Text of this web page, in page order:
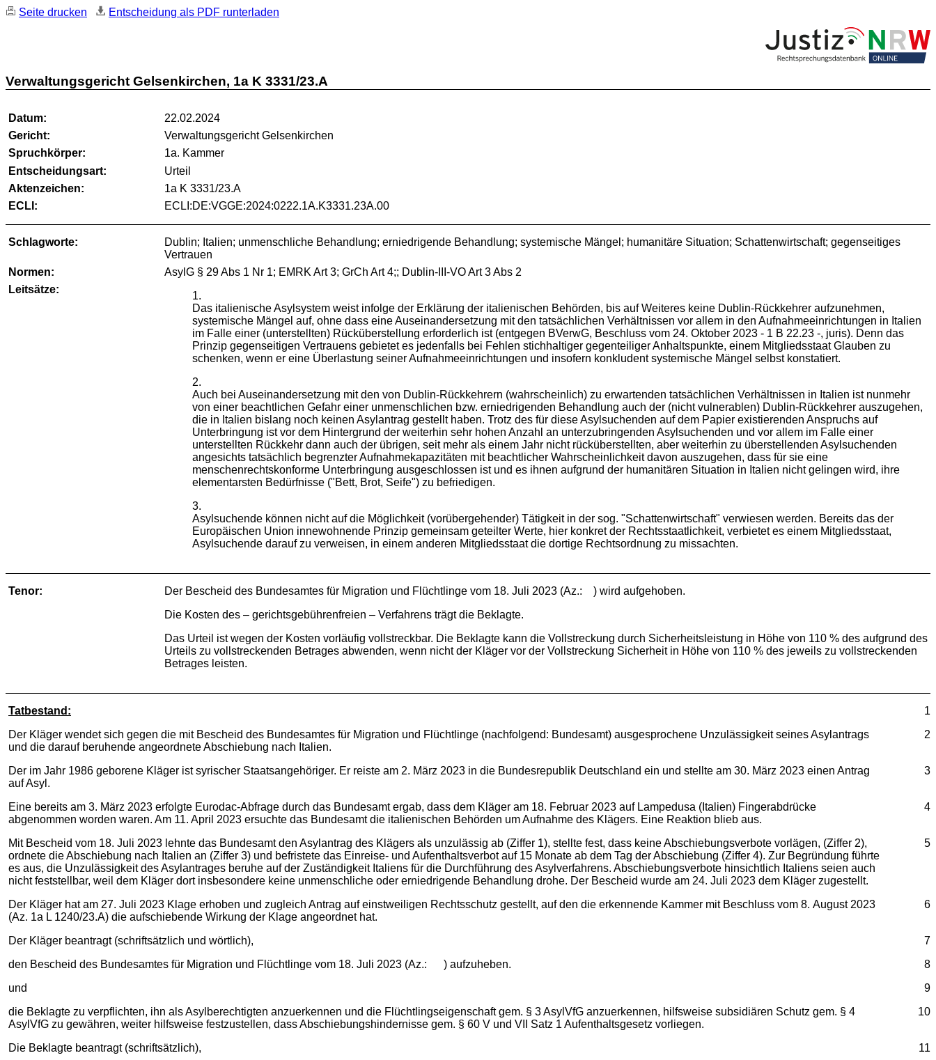
Seite drucken Entscheidung als PDF runterladen
Verwaltungsgericht Gelsenkirchen, 1a K 3331/23.A
Datum:
22.02.2024
Gericht:
Verwaltungsgericht Gelsenkirchen
Spruchkörper:
1a. Kammer
Entscheidungsart:
Urteil
Aktenzeichen:
1a K 3331/23.A
ECLI:
ECLI:DE:VGGE:2024:0222.1A.K3331.23A.00
Schlagworte:
Dublin; Italien; unmenschliche Behandlung; erniedrigende Behandlung; systemische Mängel; humanitäre Situation; Schattenwirtschaft; gegenseitiges
Vertrauen
Normen:
AsylG § 29 Abs 1 Nr 1; EMRK Art 3; GrCh Art 4;; Dublin-III-VO Art 3 Abs 2
Leitsätze:
1.
Das italienische Asylsystem weist infolge der Erklärung der italienischen Behörden, bis auf Weiteres keine Dublin-Rückkehrer aufzunehmen,
systemische Mängel auf, ohne dass eine Auseinandersetzung mit den tatsächlichen Verhältnissen vor allem in den Aufnahmeeinrichtungen in Italien
im Falle einer (unterstellten) Rücküberstellung erforderlich ist (entgegen BVerwG, Beschluss vom 24. Oktober 2023 - 1 B 22.23 -, juris). Denn das
Prinzip gegenseitigen Vertrauens gebietet es jedenfalls bei Fehlen stichhaltiger gegenteiliger Anhaltspunkte, einem Mitgliedsstaat Glauben zu
schenken, wenn er eine Überlastung seiner Aufnahmeeinrichtungen und insofern konkludent systemische Mängel selbst konstatiert.
2.
Auch bei Auseinandersetzung mit den von Dublin-Rückkehrern (wahrscheinlich) zu erwartenden tatsächlichen Verhältnissen in Italien ist nunmehr
von einer beachtlichen Gefahr einer unmenschlichen bzw. erniedrigenden Behandlung auch der (nicht vulnerablen) Dublin-Rückkehrer auszugehen,
die in Italien bislang noch keinen Asylantrag gestellt haben. Trotz des für diese Asylsuchenden auf dem Papier existierenden Anspruchs auf
Unterbringung ist vor dem Hintergrund der weiterhin sehr hohen Anzahl an unterzubringenden Asylsuchenden und vor allem im Falle einer
unterstellten Rückkehr dann auch der übrigen, seit mehr als einem Jahr nicht rücküberstellten, aber weiterhin zu überstellenden Asylsuchenden
angesichts tatsächlich begrenzter Aufnahmekapazitäten mit beachtlicher Wahrscheinlichkeit davon auszugehen, dass für sie eine
menschenrechtskonforme Unterbringung ausgeschlossen ist und es ihnen aufgrund der humanitären Situation in Italien nicht gelingen wird, ihre
elementarsten Bedürfnisse ("Bett, Brot, Seife") zu befriedigen.
3.
Asylsuchende können nicht auf die Möglichkeit (vorübergehender) Tätigkeit in der sog. "Schattenwirtschaft" verwiesen werden. Bereits das der
Europäischen Union innewohnende Prinzip gemeinsam geteilter Werte, hier konkret der Rechtsstaatlichkeit, verbietet es einem Mitgliedsstaat,
Asylsuchende darauf zu verweisen, in einem anderen Mitgliedsstaat die dortige Rechtsordnung zu missachten.
Tenor:
Der Bescheid des Bundesamtes für Migration und Flüchtlinge vom 18. Juli 2023 (Az.: ) wird aufgehoben.
Die Kosten des – gerichtsgebührenfreien – Verfahrens trägt die Beklagte.
Das Urteil ist wegen der Kosten vorläufig vollstreckbar. Die Beklagte kann die Vollstreckung durch Sicherheitsleistung in Höhe von 110 % des aufgrund des
Urteils zu vollstreckenden Betrages abwenden, wenn nicht der Kläger vor der Vollstreckung Sicherheit in Höhe von 110 % des jeweils zu vollstreckenden
Betrages leisten.
1
Tatbestand:
2
Der Kläger wendet sich gegen die mit Bescheid des Bundesamtes für Migration und Flüchtlinge (nachfolgend: Bundesamt) ausgesprochene Unzulässigkeit seines Asylantrags
und die darauf beruhende angeordnete Abschiebung nach Italien.
3
Der im Jahr 1986 geborene Kläger ist syrischer Staatsangehöriger. Er reiste am 2. März 2023 in die Bundesrepublik Deutschland ein und stellte am 30. März 2023 einen Antrag
auf Asyl.
4
Eine bereits am 3. März 2023 erfolgte Eurodac-Abfrage durch das Bundesamt ergab, dass dem Kläger am 18. Februar 2023 auf Lampedusa (Italien) Fingerabdrücke
abgenommen worden waren. Am 11. April 2023 ersuchte das Bundesamt die italienischen Behörden um Aufnahme des Klägers. Eine Reaktion blieb aus.
5
Mit Bescheid vom 18. Juli 2023 lehnte das Bundesamt den Asylantrag des Klägers als unzulässig ab (Ziffer 1), stellte fest, dass keine Abschiebungsverbote vorlägen, (Ziffer 2),
ordnete die Abschiebung nach Italien an (Ziffer 3) und befristete das Einreise- und Aufenthaltsverbot auf 15 Monate ab dem Tag der Abschiebung (Ziffer 4). Zur Begründung führte
es aus, die Unzulässigkeit des Asylantrages beruhe auf der Zuständigkeit Italiens für die Durchführung des Asylverfahrens. Abschiebungsverbote hinsichtlich Italiens seien auch
nicht feststellbar, weil dem Kläger dort insbesondere keine unmenschliche oder erniedrigende Behandlung drohe. Der Bescheid wurde am 24. Juli 2023 dem Kläger zugestellt.
6
Der Kläger hat am 27. Juli 2023 Klage erhoben und zugleich Antrag auf einstweiligen Rechtsschutz gestellt, auf den die erkennende Kammer mit Beschluss vom 8. August 2023
(Az. 1a L 1240/23.A) die aufschiebende Wirkung der Klage angeordnet hat.
7
Der Kläger beantragt (schriftsätzlich und wörtlich),
8
den Bescheid des Bundesamtes für Migration und Flüchtlinge vom 18. Juli 2023 (Az.: ) aufzuheben.
9
und
10
die Beklagte zu verpflichten, ihn als Asylberechtigten anzuerkennen und die Flüchtlingseigenschaft gem. § 3 AsylVfG anzuerkennen, hilfsweise subsidiären Schutz gem. § 4
AsylVfG zu gewähren, weiter hilfsweise festzustellen, dass Abschiebungshindernisse gem. § 60 V und VII Satz 1 Aufenthaltsgesetz vorliegen.
11
Die Beklagte beantragt (schriftsätzlich),